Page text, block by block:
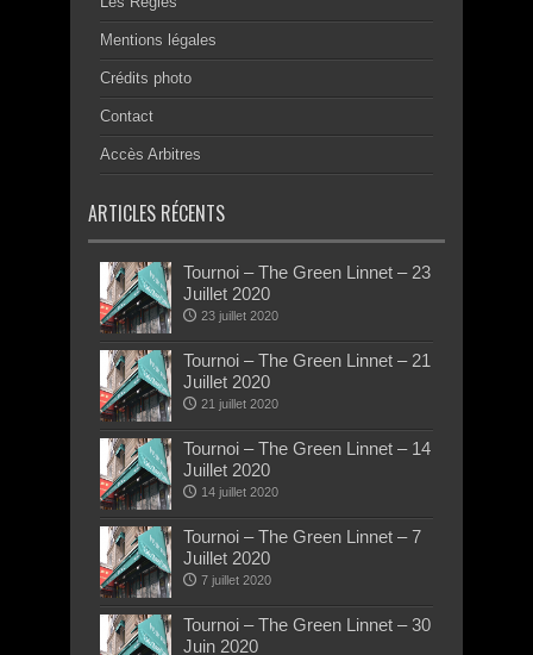
Mentions légales
Crédits photo
Contact
Accès Arbitres
ARTICLES RÉCENTS
Tournoi – The Green Linnet – 23
Juillet 2020
23 juillet 2020
Tournoi – The Green Linnet – 21
Juillet 2020
21 juillet 2020
Tournoi – The Green Linnet – 14
Juillet 2020
14 juillet 2020
Tournoi – The Green Linnet – 7
Juillet 2020
7 juillet 2020
Tournoi – The Green Linnet – 30
Juin 2020